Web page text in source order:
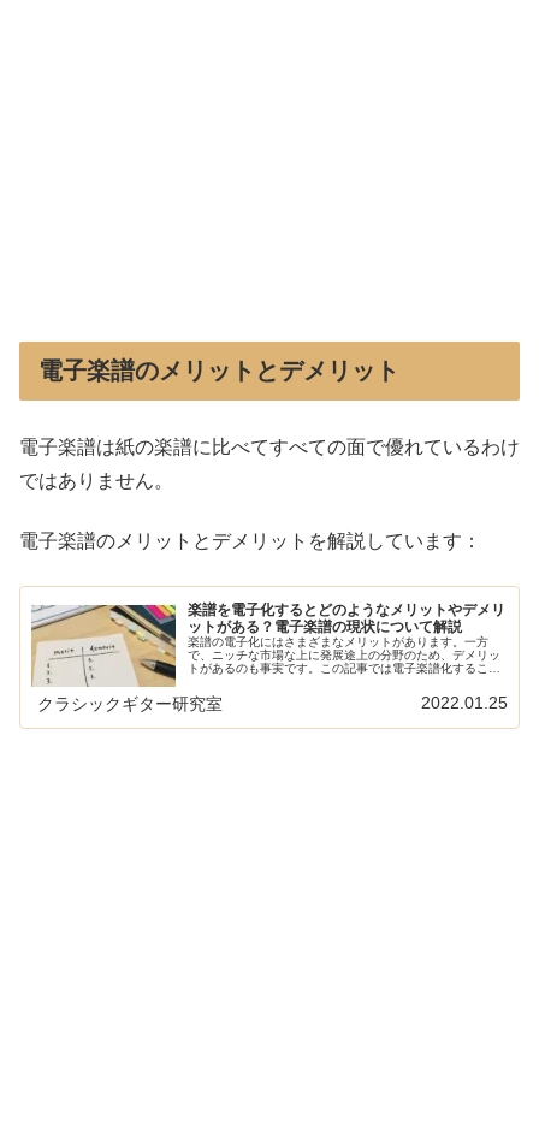
電子楽譜のメリットとデメリット
電子楽譜は紙の楽譜に比べてすべての面で優れているわけ
ではありません。
電子楽譜のメリットとデメリットを解説しています：
楽譜を電子化するとどのようなメリットやデメリ
ットがある？電子楽譜の現状について解説
楽譜の電子化にはさまざまなメリットがあります。一方
で、ニッチな市場な上に発展途上の分野のため、デメリッ
トがあるのも事実です。この記事では電子楽譜化すること
説します。本サイトの電子楽譜に関す...
クラシックギター研究室 2022.01.25